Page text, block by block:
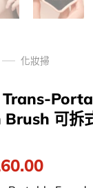
化妝掃
可拆
price